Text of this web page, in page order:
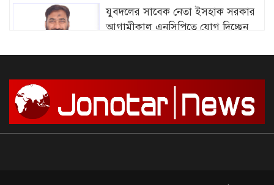
যুবদলের সাবেক নেতা ইসহাক সরকার
আগামীকাল এনসিপিতে যোগ দিচ্ছেন
পরোয়ানা
সাগরে আজ থেকে ৫৮ দিনের জন্য মাছ